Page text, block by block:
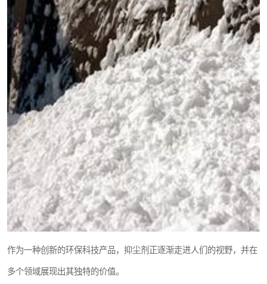
作为一种创新的环保科技产品，抑尘剂正逐渐走进人们的视野，并在
多个领域展现出其独特的价值。